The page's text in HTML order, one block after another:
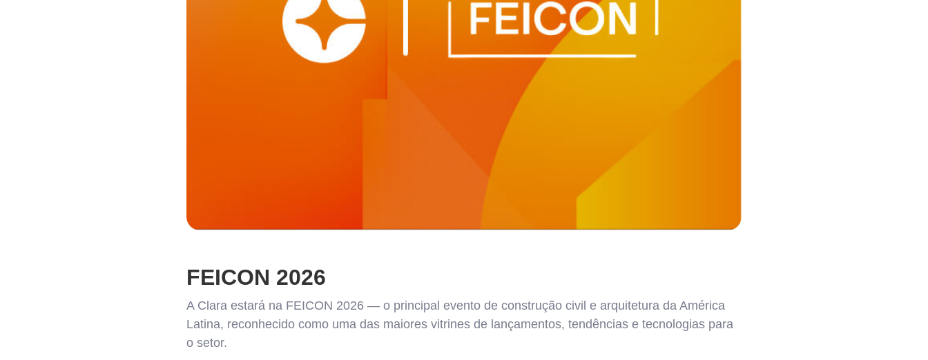
FEICON 2026
A Clara estará na FEICON 2026 — o principal evento de construção civil e arquitetura da América
Latina, reconhecido como uma das maiores vitrines de lançamentos, tendências e tecnologias para
o setor.